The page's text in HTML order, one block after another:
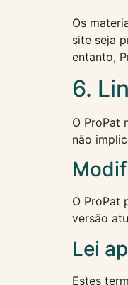
Os
site seja
entanto,
6.
O ProPat
não
O ProPat
versão
Lei
Estes